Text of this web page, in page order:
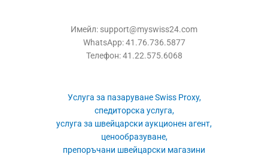
Имейл: support@myswiss24.com
WhatsApp: 41.76.736.5877
Телефон: 41.22.575.6068
Услуга за пазаруване Swiss Proxy,
спедиторска услуга,
услуга за швейцарски аукционен агент,
ценообразуване,
препоръчани швейцарски магазини